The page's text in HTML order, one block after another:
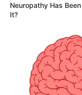
Neuropathy Has
It?